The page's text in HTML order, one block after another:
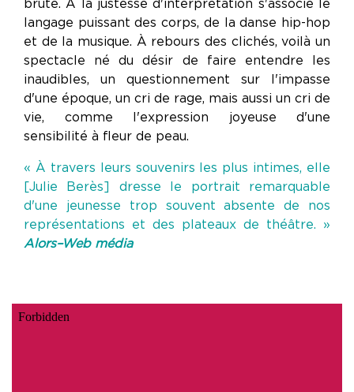
brute. À la justesse d'interprétation s'associe le
langage puissant des corps, de la danse hip-hop
et de la musique. À rebours des clichés, voilà un
spectacle né du désir de faire entendre les
inaudibles, un questionnement sur l'impasse
d'une époque, un cri de rage, mais aussi un cri de
vie, comme l'expression joyeuse d'une
sensibilité à fleur de peau.
« À travers leurs souvenirs les plus intimes, elle
[Julie Berès] dresse le portrait remarquable
d'une jeunesse trop souvent absente de nos
représentations et des plateaux de théâtre. »
Alors–Web média